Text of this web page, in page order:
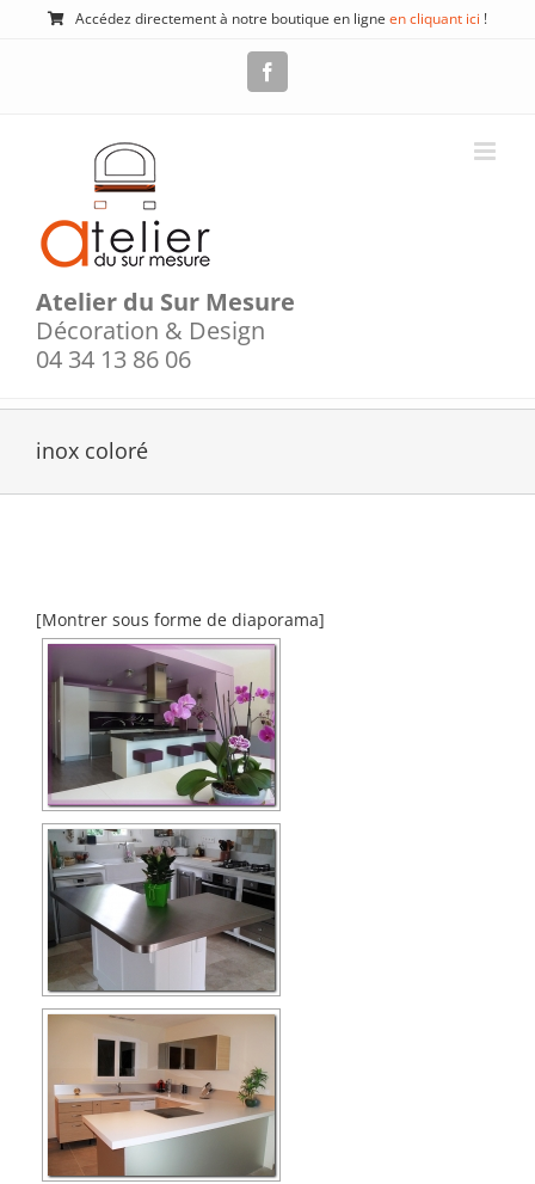
Passer
Accédez directement à notre boutique en ligne en cliquant ici !
Atelier du Sur Mesure
Décoration & Design
04 34 13 86 06
inox coloré
[Montrer sous forme de diaporama]